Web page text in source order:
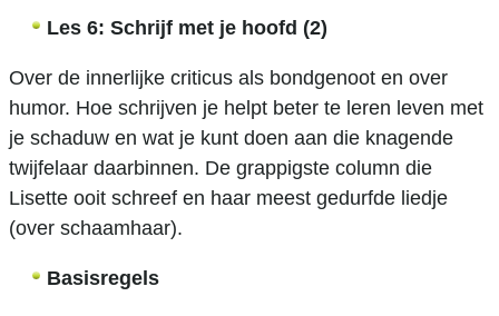
Les 6: Schrijf met je hoofd (2)
Over de innerlijke criticus als bondgenoot en over
humor. Hoe schrijven je helpt beter te leren leven met
je schaduw en wat je kunt doen aan die knagende
twijfelaar daarbinnen. De grappigste column die
Lisette ooit schreef en haar meest gedurfde liedje
(over schaamhaar).
Basisregels